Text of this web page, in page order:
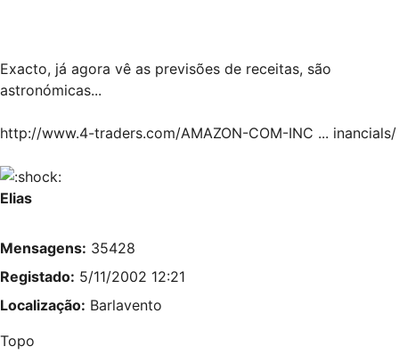
Exacto, já agora vê as previsões de receitas, são
astronómicas...
http://www.4-traders.com/AMAZON-COM-INC ... inancials/
Elias
Mensagens: 35428
Registado: 5/11/2002 12:21
Localização: Barlavento
Topo